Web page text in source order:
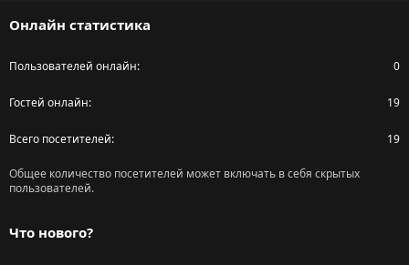
Онлайн статистика
Пользователей онлайн 0
Гостей онлайн 19
Всего посетителей 19
Общее количество посетителей может включать в себя скрытых
пользователей.
Что нового?